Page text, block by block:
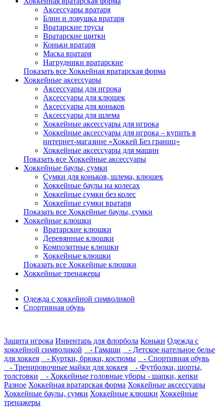
Аксессуары вратаря
Блин и ловушка вратаря
Вратарские трусы
Вратарские щитки
Коньки вратаря
Маска вратаря
Нагрудники вратарские
Показать все Хоккейная вратарская форма
Хоккейные аксессуары
Аксессуары для игрока
Аксессуары для клюшек
Аксессуары для коньков
Аксессуары для шлема
Хоккейные аксессуары для игрока
Хоккейные аксессуары для игрока – купить в
интернет-магазине «Хоккей Без границ»
Хоккейные аксессуары для машин
Показать все Хоккейные аксессуары
Хоккейные баулы, сумки
Сумки для коньков, шлема, клюшек
Хоккейные баулы на колесах
Хоккейные сумки без колес
Хоккейные сумки вратаря
Показать все Хоккейные баулы, сумки
Хоккейные клюшки
Вратарские клюшки
Деревянные клюшки
Композитные клюшки
Хоккейные клюшки
Показать все Хоккейные клюшки
Хоккейные тренажеры
Одежда с хоккейной символикой
Спортивная обувь
Защита игрока Инвентарь для флорбола Коньки Одежда с
хоккейной символикой
- Гамаши
- Детское нательное белье
для хоккея
- Куртки, брюки, костюмы
- Спортивная обувь
- Тренировочные майки для хоккея
- Футболки, шорты,
толстовки
- Хоккейные головные уборы - шапки, кепки
Разное Хоккейная вратарская форма Хоккейные аксессуары
Хоккейные баулы, сумки Хоккейные клюшки Хоккейные
тренажеры